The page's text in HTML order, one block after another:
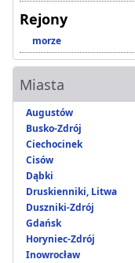
Rejony
morze
Miasta
Augustów
Busko-Zdrój
Ciechocinek
Cisów
Dąbki
Druskienniki, Litwa
Duszniki-Zdrój
Gdańsk
Horyniec-Zdrój
Inowrocław